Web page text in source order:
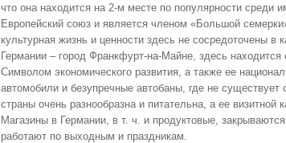
что она находится на 2-м месте по популярности среди
Европейский союз и является членом «Большой
культурная жизнь и ценности здесь не сосредоточены в
Германии – город Франкфурт-на-Майне, здесь
Символом экономического развития, а также ее
автомобили и безупречные автобаны, где не существует
страны очень разнообразна и питательна, а ее визитной
Магазины в Германии, в т. ч. и продуктовые,
работают по выходным и праздникам.